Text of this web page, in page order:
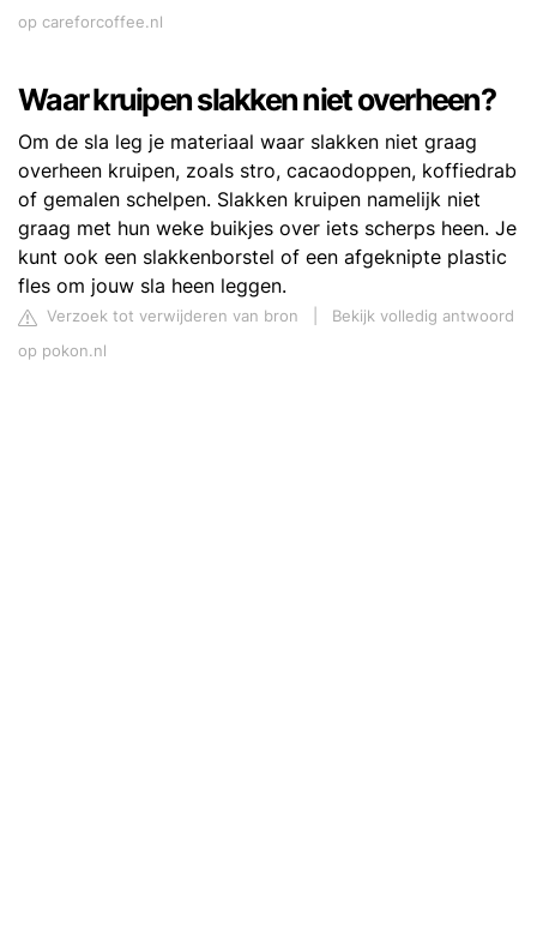
op careforcoffee.nl
Waar kruipen slakken niet overheen?
Om de sla leg je materiaal waar slakken niet graag
overheen kruipen, zoals stro, cacaodoppen, koffiedrab
of gemalen schelpen. Slakken kruipen namelijk niet
graag met hun weke buikjes over iets scherps heen. Je
kunt ook een slakkenborstel of een afgeknipte plastic
fles om jouw sla heen leggen.
Verzoek tot verwijderen van bron
Bekijk volledig antwoord
op pokon.nl